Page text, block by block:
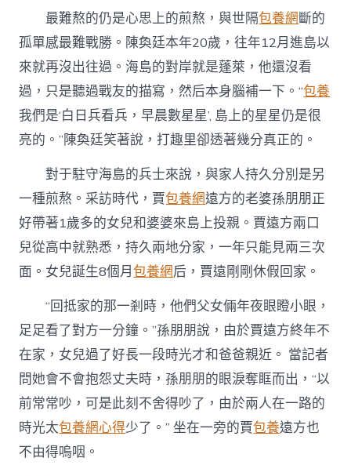
最難熬的仍是心思上的煎熬，與世隔包養網斷的
孤單感最難戰勝。陳奐廷本年20歲，往年12月進島以
來就再沒出往過。海島的對岸就是蓬萊，他還沒看
過，只是聽過戰友的描寫，然后本身腦補一下。“包養
我們是‘白日兵看兵，早晨數星星’, 島上的星星仍是很
亮的。”陳奐廷笑著說，打趣里卻透著幾分真正的。
對于駐守海島的兵士來說，與家人持久分別是另
一種煎熬。采訪時代，賈包養網遠方的老婆孫朋朋正
好帶著1歲多的女兒和婆婆來島上投親。賈遠方兩口
兒從高中就熟悉，持久兩地分家，一年只能見兩三次
面。女兒誕生8個月包養網后，賈遠剛剛休假回家。
“回抵家的那一剎時，他們父女倆年夜眼瞪小眼，
足足看了對方一分鐘。”孫朋朋說，由於賈遠方終年不
在家，女兒過了好長一段時光才和爸爸親近。 當記者
問她會不會抱怨丈夫時，孫朋朋的眼淚奪眶而出，“以
前常常吵，可是此刻不舍得吵了，由於兩人在一路的
時光太包養網心得少了。” 坐在一旁的賈包養遠方也
不由得嗚咽。